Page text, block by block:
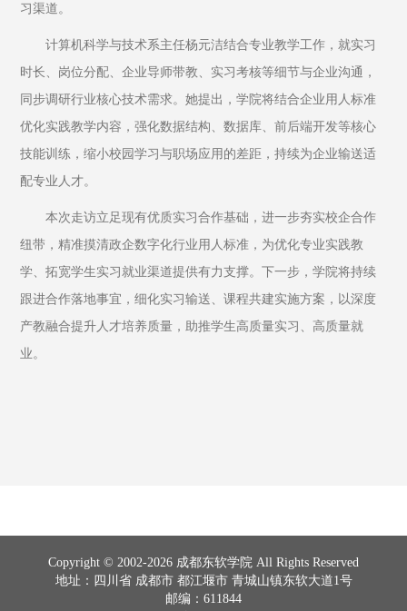
习渠道。
计算机科学与技术系主任杨元洁结合专业教学工作，就实习
时长、岗位分配、企业导师带教、实习考核等细节与企业沟通，
同步调研行业核心技术需求。她提出，学院将结合企业用人标准
优化实践教学内容，强化数据结构、数据库、前后端开发等核心
技能训练，缩小校园学习与职场应用的差距，持续为企业输送适
配专业人才。
本次走访立足现有优质实习合作基础，进一步夯实校企合作
纽带，精准摸清政企数字化行业用人标准，为优化专业实践教
学、拓宽学生实习就业渠道提供有力支撑。下一步，学院将持续
跟进合作落地事宜，细化实习输送、课程共建实施方案，以深度
产教融合提升人才培养质量，助推学生高质量实习、高质量就
业。
Copyright © 2002-2026 成都东软学院 All Rights Reserved
地址：四川省 成都市 都江堰市 青城山镇东软大道1号
邮编：611844